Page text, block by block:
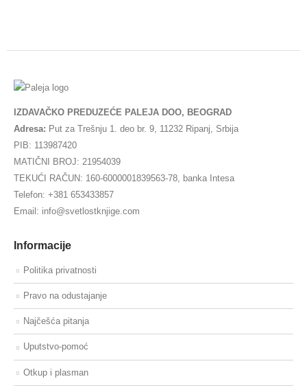
IZDAVAČKO PREDUZEĆE PALEJA DOO, BEOGRAD
Adresa: Put za Trešnju 1. deo br. 9, 11232 Ripanj, Srbija
PIB: 113987420
MATIČNI BROJ: 21954039
TEKUĆI RAČUN: 160-6000001839563-78, banka Intesa
Telefon: +381 653433857
Email: info@svetlostknjige.com
Informacije
Politika privatnosti
Pravo na odustajanje
Najčešća pitanja
Uputstvo-pomoć
Otkup i plasman